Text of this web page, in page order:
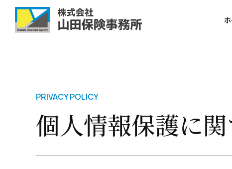
個人情報保護に
PRIVACY POLICY